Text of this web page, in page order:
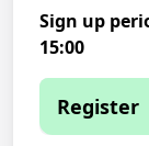
Sign up
15:00
Register